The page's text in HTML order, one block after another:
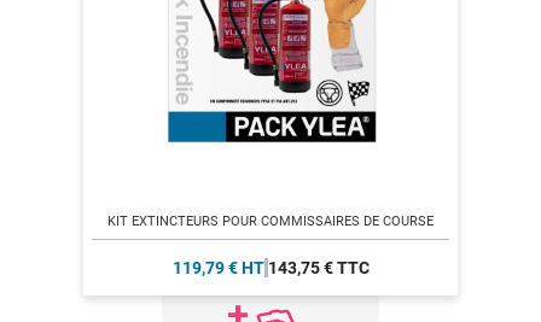
KIT EXTINCTEURS POUR COMMISSAIRES DE COURSE
119,79 € HT 143,75 € TTC